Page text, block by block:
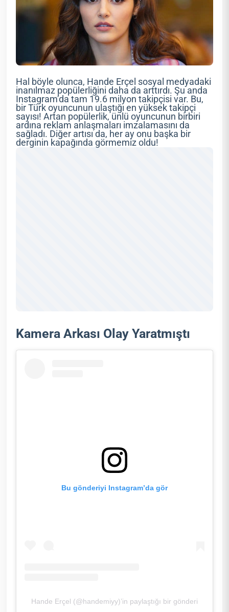
Hal böyle olunca, Hande Erçel sosyal medyadaki
inanılmaz popülerliğini daha da arttırdı. Şu anda
Instagram’da tam 19.6 milyon takipçisi var. Bu,
bir Türk oyuncunun ulaştığı en yüksek takipçi
sayısı! Artan popülerlik, ünlü oyuncunun birbiri
ardına reklam anlaşmaları imzalamasını da
sağladı. Diğer artısı da, her ay onu başka bir
derginin kapağında görmemiz oldu!
Kamera Arkası Olay Yaratmıştı
Bu gönderiyi Instagram’da gör
Hande Erçel (@handemiyy)’in paylaştığı bir gönderi